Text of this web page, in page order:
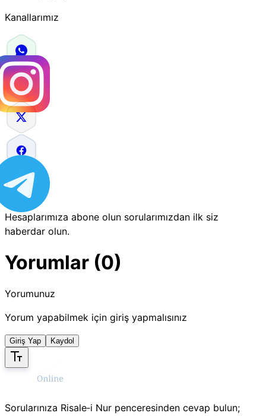
Kanallarımız
Hesaplarımıza abone olun sorularımızdan ilk siz
haberdar olun.
Yorumlar (0)
Yorumunuz
Yorum yapabilmek için giriş yapmalısınız
Giriş Yap Kaydol
Sorularınıza Risale‑i Nur penceresinden cevap bulun;